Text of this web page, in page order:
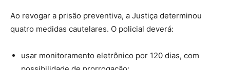
Ao revogar a prisão preventiva, a Justiça determinou
quatro medidas cautelares. O policial deverá:
usar monitoramento eletrônico por 120 dias, com